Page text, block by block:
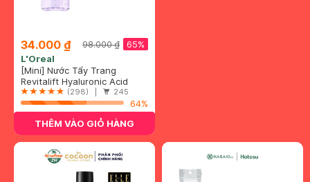
34.000 ₫ 65%
98.000 ₫
L'Oreal
[Mini] Nước Tẩy Trang
L'Oreal Căng Mịn Da 95ml
Revitalift Hyaluronic Acid
Hydrating Micellar Water
(298) | 245
64%
THÊM VÀO GIỎ HÀNG